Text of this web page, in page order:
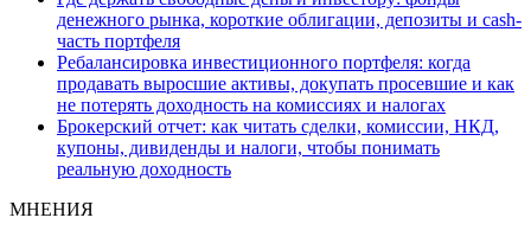
денежного рынка, короткие облигации, депозиты и cash-
часть портфеля
Ребалансировка инвестиционного портфеля: когда
продавать выросшие активы, докупать просевшие и как
не потерять доходность на комиссиях и налогах
Брокерский отчет: как читать сделки, комиссии, НКД,
купоны, дивиденды и налоги, чтобы понимать
реальную доходность
МНЕНИЯ